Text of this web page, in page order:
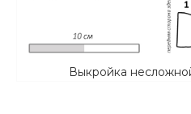
Выкройка